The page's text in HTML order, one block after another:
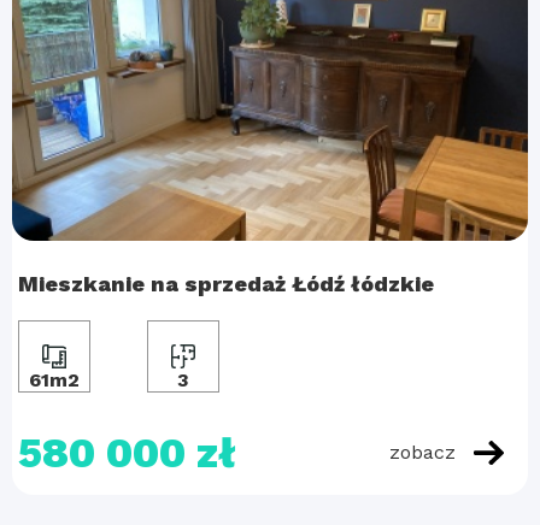
Mieszkanie na sprzedaż Łódź łódzkie
61m2 3
580 000 zł zobacz